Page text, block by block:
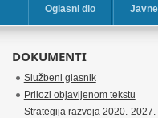
Oglasni dio
DOKUMENTI
Službeni glasnik
Prilozi objavljenom tekstu
Strategija razvoja 2020.-2027.